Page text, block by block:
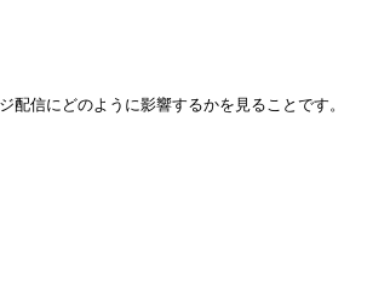
信にどのように影響するかを見ることです。